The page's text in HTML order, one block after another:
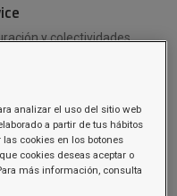
y colectividades
el gasoil a domicilio
analizar el uso del sitio web
a partir de tus hábitos
cookies en los botones
cookies deseas aceptar o
más información, consulta